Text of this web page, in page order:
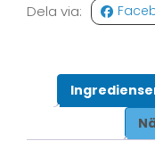
Dela via: